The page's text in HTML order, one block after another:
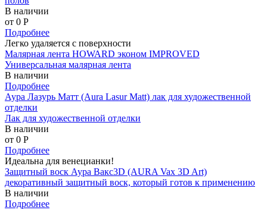
В наличии
от 0 P
Подробнее
Легко удаляется с поверхности
Малярная лента HOWARD эконом IMPROVED
Универсальная малярная лента
В наличии
Подробнее
Аура Лазурь Матт (Aura Lasur Matt) лак для художественной
отделки
Лак для художественной отделки
В наличии
от 0 P
Подробнее
Идеальна для венецианки!
Защитный воск Аура Вакс3D (AURA Vax 3D Art)
декоративный защитный воск, который готов к применению
В наличии
Подробнее